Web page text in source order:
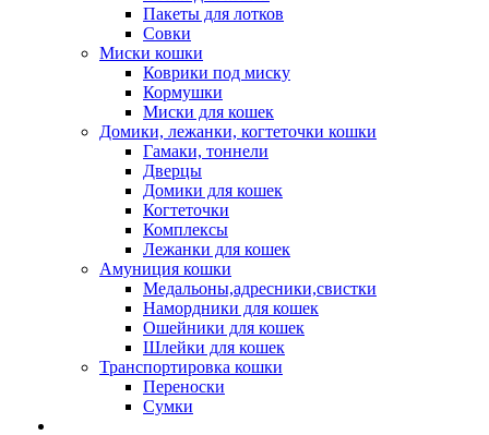
Пакеты для лотков
Совки
Миски кошки
Коврики под миску
Кормушки
Миски для кошек
Домики, лежанки, когтеточки кошки
Гамаки, тоннели
Дверцы
Домики для кошек
Когтеточки
Комплексы
Лежанки для кошек
Амуниция кошки
Медальоны,адресники,свистки
Намордники для кошек
Ошейники для кошек
Шлейки для кошек
Транспортировка кошки
Переноски
Сумки